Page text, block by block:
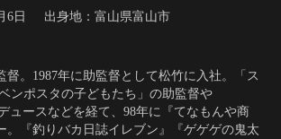
6日 出身地：富山県富山市
督。1987年に助監督として松竹に入社。「ス
ンポスタの子どもたち」の助監督や
ュースなどを経て、98年に『てなもんや商
。『釣りバカ日誌イレブン』『ゲゲゲの鬼太